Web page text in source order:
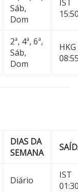
Sáb,
Dom
IST
2ª, 4ª, 6ª,
Sáb,
Dom
HKG
DIAS DA
SEMANA
Diário
IST